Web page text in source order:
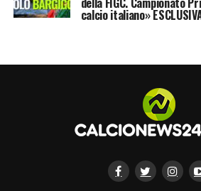
calcio italiano»